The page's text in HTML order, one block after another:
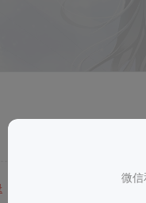
微信